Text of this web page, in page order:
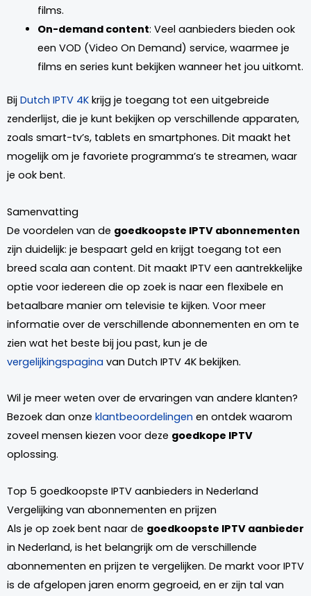
films.
On-demand content: Veel aanbieders bieden ook
een VOD (Video On Demand) service, waarmee je
films en series kunt bekijken wanneer het jou uitkomt.
Bij Dutch IPTV 4K krijg je toegang tot een uitgebreide
zenderlijst, die je kunt bekijken op verschillende apparaten,
zoals smart-tv’s, tablets en smartphones. Dit maakt het
mogelijk om je favoriete programma’s te streamen, waar
je ook bent.
Samenvatting
De voordelen van de goedkoopste IPTV abonnementen
zijn duidelijk: je bespaart geld en krijgt toegang tot een
breed scala aan content. Dit maakt IPTV een aantrekkelijke
optie voor iedereen die op zoek is naar een flexibele en
betaalbare manier om televisie te kijken. Voor meer
informatie over de verschillende abonnementen en om te
zien wat het beste bij jou past, kun je de
vergelijkingspagina van Dutch IPTV 4K bekijken.
Wil je meer weten over de ervaringen van andere klanten?
Bezoek dan onze klantbeoordelingen en ontdek waarom
zoveel mensen kiezen voor deze goedkope IPTV
oplossing.
Top 5 goedkoopste IPTV aanbieders in Nederland
Vergelijking van abonnementen en prijzen
Als je op zoek bent naar de goedkoopste IPTV aanbieder
in Nederland, is het belangrijk om de verschillende
abonnementen en prijzen te vergelijken. De markt voor IPTV
is de afgelopen jaren enorm gegroeid, en er zijn tal van